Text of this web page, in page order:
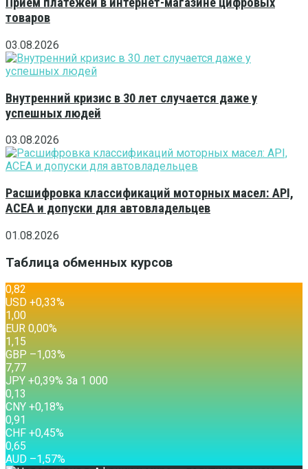
товаров
03.08.2026
Внутренний кризис в 30 лет случается даже у
успешных людей
03.08.2026
Расшифровка классификаций моторных масел: API,
ACEA и допуски для автовладельцев
01.08.2026
Таблица обменных курсов
0,82
USD +0,33%
1,00
EUR 0,00%
1,15
GBP –1,03%
7,77
JPY +0,39% За 1 000
0,13
CNY +0,18%
0,91
CHF +0,45%
0,65
AUD –1,57%